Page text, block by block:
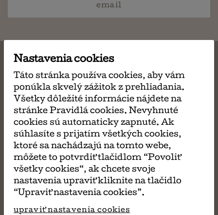
email
MÔŽE SA VÁM TIEŽ
PÁČIŤ
Obrovský krokodíl
Roald Dahl
Nastavenia cookies
Táto stránka používa cookies, aby vám
ponúkla skvelý zážitok z prehliadania.
Všetky dôležité informácie nájdete na
stránke Pravidlá cookies. Nevyhnuté
cookies sú automaticky zapnuté. Ak
súhlasíte s prijatím všetkých cookies,
ktoré sa nachádzajú na tomto webe,
môžete to potvrdiť tlačidlom “Povoliť
všetky cookies“, ak chcete svoje
nastavenia upraviť kliknite na tlačidlo
“Upraviť nastavenia cookies”.
upraviť nastavenia cookies